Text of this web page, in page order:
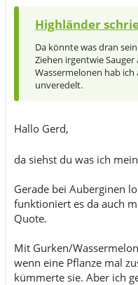
Highländer
Da könnte was dran
Ziehen irgentwie
Wassermelonen hab
unveredelt.
Hallo Gerd,
da siehst du was ich
Gerade bei Auberginen
funktioniert es da auch
Quote.
Mit Gurken/
wenn eine Pflanze mal
kümmerte sie. Aber ich